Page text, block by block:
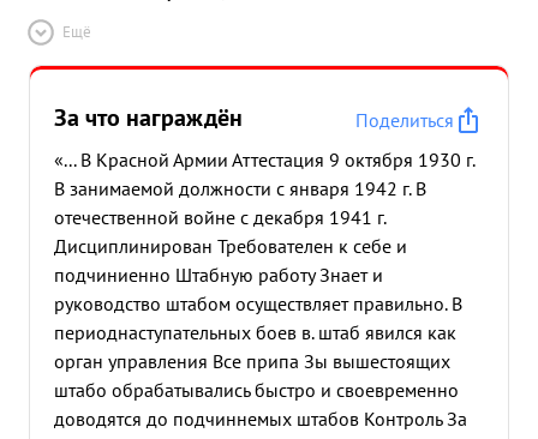
Ещё
За что награждён
Поделиться
«... В Красной Армии Аттестация 9 октября 1930 г.
В занимаемой должности с января 1942 г. В
отечественной войне с декабря 1941 г.
Дисциплинирован Требователен к себе и
подчиниенно Штабную работу Знает и
руководство штабом осуществляет правильно. В
периоднаступательных боев в. штаб явился как
орган управления Все припа Зы вышестоящих
штабо обрабатывались быстро и своевременно
доводятся до подчиннемых штабов Контроль За